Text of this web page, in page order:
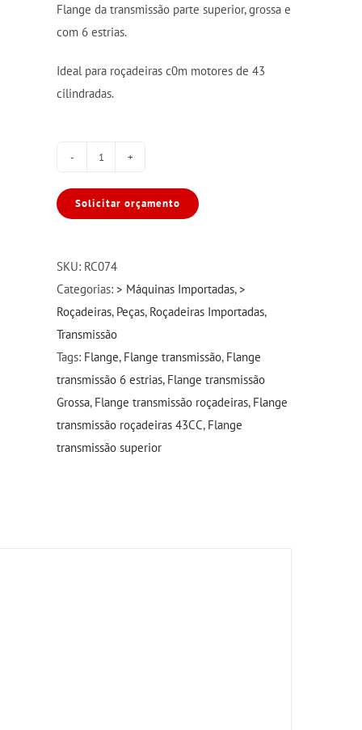
Flange da transmissão parte superior, grossa e
com 6 estrias.
Ideal para roçadeiras c0m motores de 43
cilindradas.
/
Flange
Solicitar orçamento
SKU: RC074
Categorias:> Máquinas Importadas,>
Roçadeiras, Peças, Roçadeiras Importadas,
Transmissão
Tags: Flange, Flange transmissão, Flange
transmissão 6 estrias, Flange transmissão
Grossa, Flange transmissão roçadeiras, Flange
transmissão roçadeiras 43CC, Flange
transmissão superior